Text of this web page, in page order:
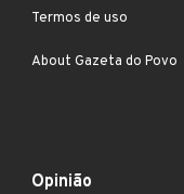
Termos de uso
About Gazeta do Povo
Opinião